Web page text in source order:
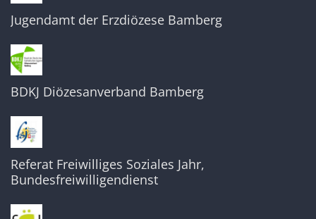
Jugendamt der Erzdiözese Bamberg
BDKJ Diözesanverband Bamberg
Referat Freiwilliges Soziales Jahr,
Bundesfreiwilligendienst